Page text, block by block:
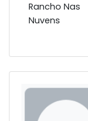
Rancho Nas
Nuvens